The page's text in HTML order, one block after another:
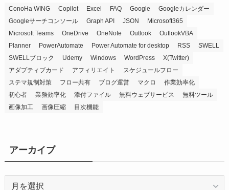
ConoHa WING Copilot Excel FAQ Google
Googleカレンダー
Googleサーチコンソール
Graph API JSON
Microsoft365
Microsoft Teams
OneDrive OneNote Outlook
OutlookVBA
Planner
PowerAutomate Power Automate for desktop RSS
SWELL
SWELLブロック
Udemy Windows WordPress
X(Twitter)
アダプティブカード
アフィリエイト
スケジュールフロー
ステマ規制対策
フロー共有 ブログ運営 マクロ
作業効率化
初心者
業務効率化 添付ファイル 無料ウェブサービス
無料ツール
画像加工
画像圧縮 目次機能
アーカイブ